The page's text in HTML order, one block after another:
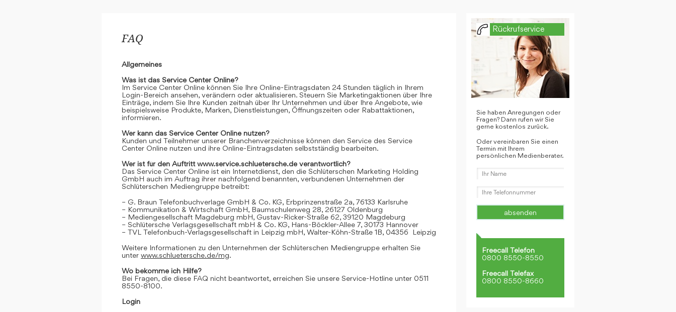
FAQ
Allgemeines
Was ist das Service Center Online?
Im Service Center Online können Sie Ihre Online-Eintragsdaten 24 Stunden täglich in Ihrem
Login-Bereich ansehen, verändern oder aktualisieren. Steuern Sie Marketingaktionen über Ihre
Einträge, indem Sie Ihre Kunden zeitnah über Ihr Unternehmen und über Ihre Angebote, wie
beispielsweise Produkte, Marken, Dienstleistungen, Öffnungszeiten oder Rabattaktionen,
informieren.
Wer kann das Service Center Online nutzen?
Kunden und Teilnehmer unserer Branchenverzeichnisse können den Service des Service
Center Online nutzen und ihre Online-Eintragsdaten selbstständig bearbeiten.
Wer ist für den Auftritt www.service.schluetersche.de verantwortlich?
Das Service Center Online ist ein Internetdienst, den die Schlüterschen Marketing Holding
GmbH auch im Auftrag ihrer nachfolgend benannten, verbundenen Unternehmen der
Schlüterschen Mediengruppe betreibt:
– G. Braun Telefonbuchverlage GmbH & Co. KG, Erbprinzenstraße 2a, 76133 Karlsruhe
– Kommunikation & Wirtschaft GmbH, Baumschulenweg 28, 26127 Oldenburg
– Mediengesellschaft Magdeburg mbH, Gustav-Ricker-Straße 62, 39120 Magdeburg
– Schlütersche Verlagsgesellschaft mbH & Co. KG, Hans-Böckler-Allee 7, 30173 Hannover
– TVL Telefonbuch-Verlagsgesellschaft in Leipzig mbH, Walter-Köhn-Straße 1B, 04356 Leipzig
Weitere Informationen zu den Unternehmen der Schlüterschen Mediengruppe erhalten Sie
unter www.schluetersche.de/mg.
Wo bekomme ich Hilfe?
Bei Fragen, die diese FAQ nicht beantwortet, erreichen Sie unsere Service-Hotline unter 0511
8550-8100.
Login
Rückrufservice
Sie haben Anregungen oder
Fragen? Dann rufen wir Sie
gerne kostenlos zurück.
Oder vereinbaren Sie einen
Termin mit Ihrem
persönlichen Medienberater.
Freecall Telefon
0800 8550-8550
Freecall Telefax
0800 8550-8660